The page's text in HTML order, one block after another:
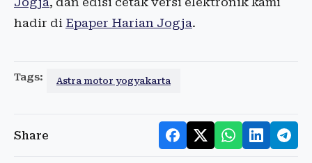
hadir di Epaper Harian Jogja.
Tags: Astra motor yogyakarta
Share